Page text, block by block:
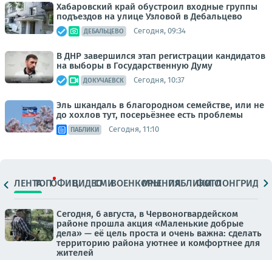
Хабаровский край обустроил входные группы
подъездов на улице Узловой в Дебальцево
ДЕБАЛЬЦЕВО Сегодня, 09:34
В ДНР завершился этап регистрации кандидатов
на выборы в Государственную Думу
ДОКУЧАЕВСК Сегодня, 10:37
Эль шкандаль в благородном семействе, или не
до хохлов тут, посерьёзнее есть проблемы
ПАБЛИКИ Сегодня, 11:10
ЛЕНТАТОПОФИЦ.ВИДЕОСМИВОЕНКОРЫМНЕНИЯПАБЛИКИ
ФОТОЛОНГРИДЫ
Сегодня, 6 августа, в Червоногвардейском
районе прошла акция «Маленькие добрые
дела» — её цель проста и очень важна: сделать
территорию района уютнее и комфортнее для
жителей